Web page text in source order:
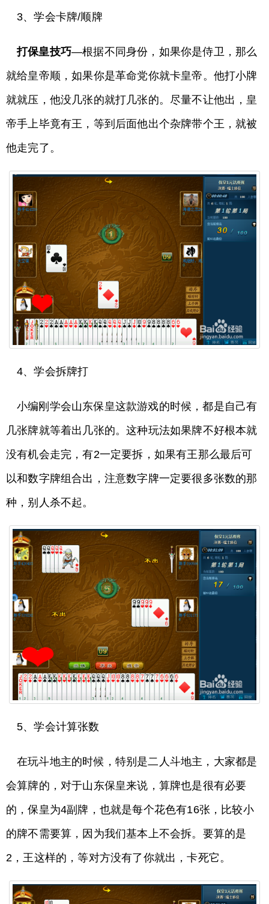
3、学会卡牌/顺牌
打保皇技巧—根据不同身份，如果你是侍卫，那么
就给皇帝顺，如果你是革命党你就卡皇帝。他打小牌
就就压，他没几张的就打几张的。尽量不让他出，皇
帝手上毕竟有王，等到后面他出个杂牌带个王，就被
他走完了。
4、学会拆牌打
小编刚学会山东保皇这款游戏的时候，都是自己有
几张牌就等着出几张的。这种玩法如果牌不好根本就
没有机会走完，有2一定要拆，如果有王那么最后可
以和数字牌组合出，注意数字牌一定要很多张数的那
种，别人杀不起。
5、学会计算张数
在玩斗地主的时候，特别是二人斗地主，大家都是
会算牌的，对于山东保皇来说，算牌也是很有必要
的，保皇为4副牌，也就是每个花色有16张，比较小
的牌不需要算，因为我们基本上不会拆。要算的是
2，王这样的，等对方没有了你就出，卡死它。